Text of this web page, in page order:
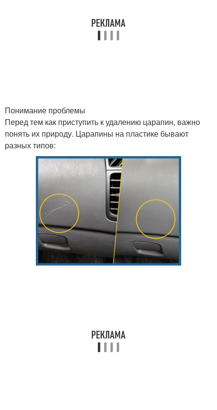
Понимание проблемы
Перед тем как приступить к удалению царапин, важно
понять их природу. Царапины на пластике бывают
разных типов: